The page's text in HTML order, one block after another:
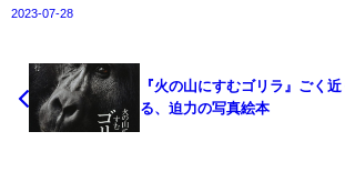
2023-07-28
『火の山にすむゴリラ』ごく
る、迫力の写真絵本